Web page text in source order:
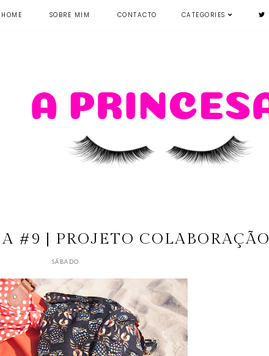
HOME SOBRE MIM CONTACTO CATEGORIES
#9 | PROJETO COLABORAÇÃO
SÁBADO